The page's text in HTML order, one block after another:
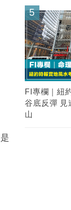
5
FI專欄｜紐
谷底反彈 見
山